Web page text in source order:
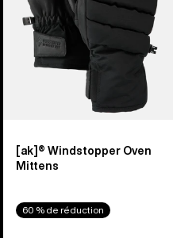
[ak]® Windstopper Oven
Mittens
60 % de réduction